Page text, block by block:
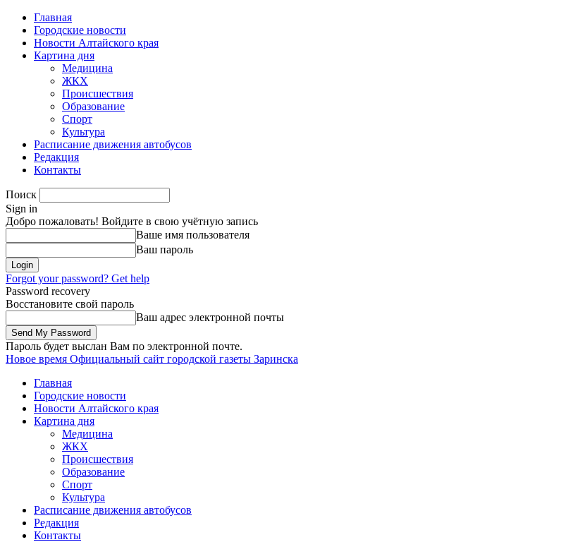
Главная
Городские новости
Новости Алтайского края
Картина дня
Медицина
ЖКХ
Происшествия
Образование
Спорт
Культура
Расписание движения автобусов
Редакция
Контакты
Поиск
Sign in
Добро пожаловать! Войдите в свою учётную запись
Ваше имя пользователя
Ваш пароль
Forgot your password? Get help
Password recovery
Восстановите свой пароль
Ваш адрес электронной почты
Пароль будет выслан Вам по электронной почте.
Новое время Официальный сайт городской газеты Заринска
Главная
Городские новости
Новости Алтайского края
Картина дня
Медицина
ЖКХ
Происшествия
Образование
Спорт
Культура
Расписание движения автобусов
Редакция
Контакты